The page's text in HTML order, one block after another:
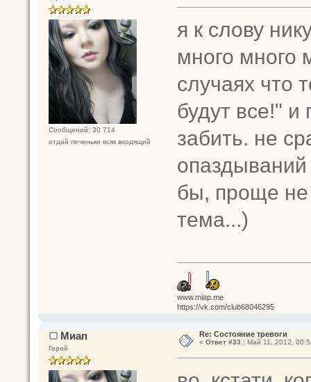
Сообщений: 30 714
отдай печеньки всяк входящий
я к слову
много много
случаях что
будут все!" и
забить. не
бы, проще не
тема...)
www.miap.me
https://vk.com/club68046295
Миап
Герой
Re: Состояние тревоги
« Ответ #33 :Май 11, 2012,